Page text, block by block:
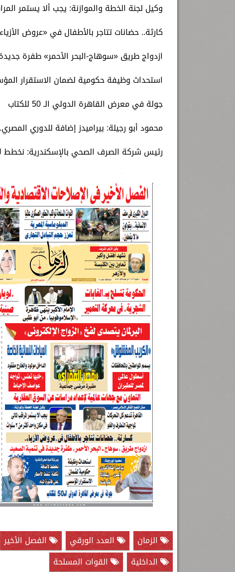
وكيل لجنة الخطة والموازنة: يجب ألا يستمر
كارثة.. حضانات تتاجر بالأطفال في «عروض
ازدواج طريق «سوهاج-البحر الأحمر» طفرة
استحداث وظيفة حكومية لضمان الاستقرار
جولة في معرض القاهرة الدولي الـ 50 للكتاب
محمود أبو رجيلة: بيراميدز إضافة للدوري
رئيس شركة الصرف الصحي بالإسكندرية: نخطط
الزمان العدد الورقي الفصل الأخير
الداخلية
القوات المسلحة